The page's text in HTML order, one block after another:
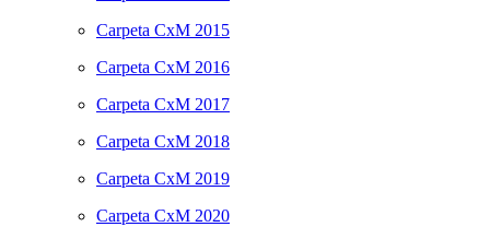
Carpeta CxM 2015
Carpeta CxM 2016
Carpeta CxM 2017
Carpeta CxM 2018
Carpeta CxM 2019
Carpeta CxM 2020